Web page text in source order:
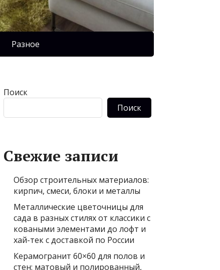
Разное
Поиск
Поиск
Свежие записи
Обзор строительных материалов:
кирпич, смеси, блоки и металлы
Металлические цветочницы для
сада в разных стилях от классики с
коваными элементами до лофт и
хай-тек с доставкой по России
Керамогранит 60×60 для полов и
стен: матовый и полированный,